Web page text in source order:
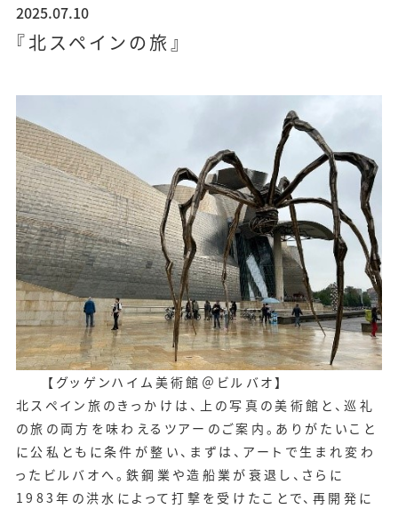
2025.07.10
『北スペインの旅』
【グッゲンハイム美術館＠ビルバオ】
北スペイン旅のきっかけは、上の写真の美術館と、巡礼
の旅の両方を味わえるツアーのご案内。ありがたいこと
に公私ともに条件が整い、まずは、アートで生まれ変わ
ったビルバオへ。鉄鋼業や造船業が衰退し、さらに
1983年の洪水によって打撃を受けたことで、再開発に